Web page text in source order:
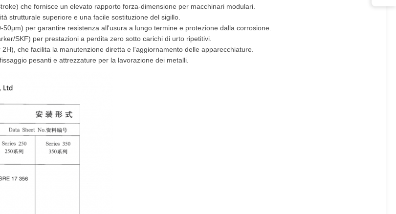
che fornisce un elevato rapporto forza-dimensione per macchinari modulari.
strutturale superiore e una facile sostituzione del sigillo.
per garantire resistenza all'usura a lungo termine e protezione dalla corrosione.
SKF) per prestazioni a perdita zero sotto carichi di urto ripetitivi.
che facilita la manutenzione diretta e l'aggiornamento delle apparecchiature.
pesanti e attrezzature per la lavorazione dei metalli.